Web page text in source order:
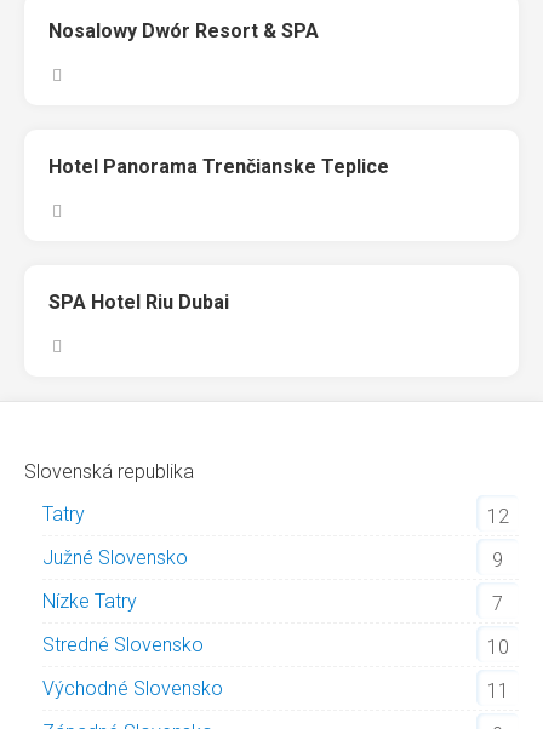
Nosalowy Dwór Resort & SPA
Hotel Panorama Trenčianske Teplice
SPA Hotel Riu Dubai
Slovenská republika
Tatry
12
Južné Slovensko
9
Nízke Tatry
7
Stredné Slovensko
10
Východné Slovensko
11